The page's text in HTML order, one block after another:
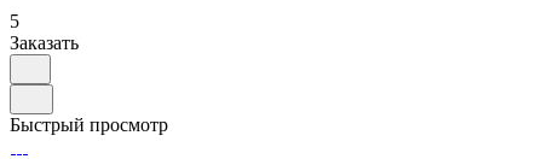
5
Заказать
Быстрый просмотр